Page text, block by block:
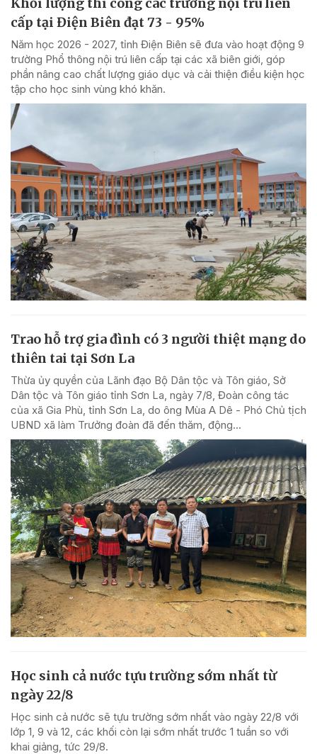
cấp tại Điện Biên đạt 73 - 95%
Năm học 2026 - 2027, tỉnh Điện Biên sẽ đưa vào hoạt động 9
trường Phổ thông nội trú liên cấp tại các xã biên giới, góp
phần nâng cao chất lượng giáo dục và cải thiện điều kiện học
tập cho học sinh vùng khó khăn.
Trao hỗ trợ gia đình có 3 người thiệt mạng do
thiên tai tại Sơn La
Thừa ủy quyền của Lãnh đạo Bộ Dân tộc và Tôn giáo, Sở
Dân tộc và Tôn giáo tỉnh Sơn La, ngày 7/8, Đoàn công tác
của xã Gia Phù, tỉnh Sơn La, do ông Mùa A Dê - Phó Chủ tịch
UBND xã làm Trưởng đoàn đã đến thăm, động...
Học sinh cả nước tựu trường sớm nhất từ
ngày 22/8
Học sinh cả nước sẽ tựu trường sớm nhất vào ngày 22/8 với
lớp 1, 9 và 12, các khối còn lại sớm nhất trước 1 tuần so với
khai giảng, tức 29/8.